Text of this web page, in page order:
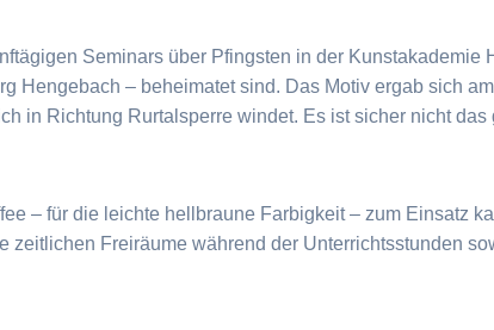
Seminars über Pfingsten in der
Hengebach – beheimatet sind. Das Motiv ergab sich
in Richtung Rurtalsperre windet. Es ist sicher nicht
– für die leichte hellbraune Farbigkeit – zum Einsatz
zeitlichen Freiräume während der Unterrichtsstunden